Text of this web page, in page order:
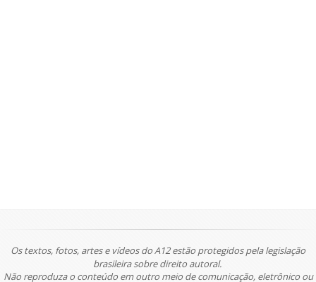
Os textos, fotos, artes e vídeos do A12 estão protegidos pela legislação
brasileira sobre direito autoral.
Não reproduza o conteúdo em outro meio de comunicação, eletrônico ou